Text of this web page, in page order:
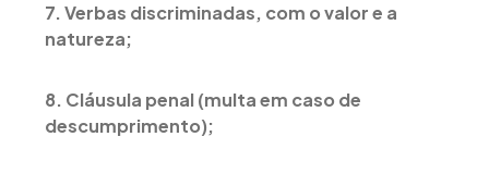
7. Verbas discriminadas, com o valor e a
natureza;
8. Cláusula penal (multa em caso de
descumprimento);